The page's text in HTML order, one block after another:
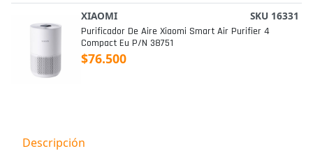
XIAOMI SKU 16331
Purificador De Aire Xiaomi Smart Air Purifier 4
Compact Eu P/n 38751
$76.500
Descripción